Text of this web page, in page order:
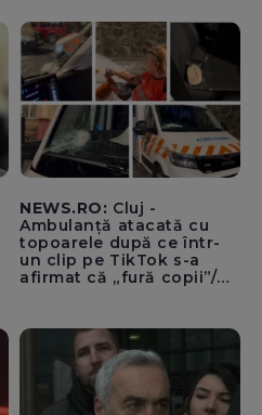
NEWS.RO: Cluj -
Ambulanță atacată cu
topoarele după ce într-
un clip pe TikTok s-a
afirmat că „fură copii”/
cioburile parbrizului
spart - FOTO, VIDEO